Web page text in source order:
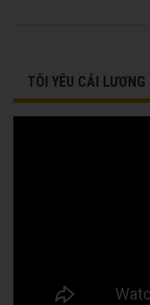
TÔI YÊU CẢI LƯƠNG